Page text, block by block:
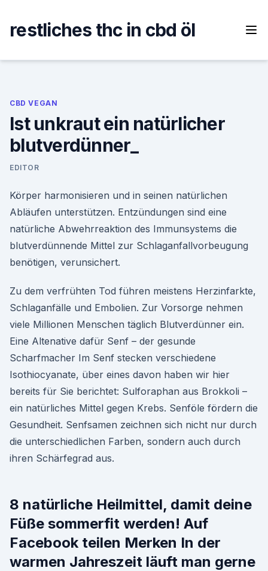
content
restliches thc in cbd öl
CBD VEGAN
Ist unkraut ein natürlicher
blutverdünner_
EDITOR
Körper harmonisieren und in seinen natürlichen
Abläufen unterstützen. Entzündungen sind eine
natürliche Abwehrreaktion des Immunsystems die
blutverdünnende Mittel zur Schlaganfallvorbeugung
benötigen, verunsichert.
Zu dem verfrühten Tod führen meistens Herzinfarkte,
Schlaganfälle und Embolien. Zur Vorsorge nehmen
viele Millionen Menschen täglich Blutverdünner ein.
Eine Altenative dafür Senf – der gesunde
Scharfmacher Im Senf stecken verschiedene
Isothiocyanate, über eines davon haben wir hier
bereits für Sie berichtet: Sulforaphan aus Brokkoli –
ein natürliches Mittel gegen Krebs. Senföle fördern die
Gesundheit. Senfsamen zeichnen sich nicht nur durch
die unterschiedlichen Farben, sondern auch durch
ihren Schärfegrad aus.
8 natürliche Heilmittel, damit deine
Füße sommerfit werden! Auf
Facebook teilen Merken In der
warmen Jahreszeit läuft man gerne